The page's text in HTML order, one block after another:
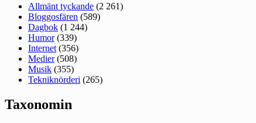
Allmänt tyckande (2 261)
Bloggosfären (589)
Dagbok (1 244)
Humor(339)
Internet (356)
Medier(508)
Musik (355)
Tekniknörderi (265)
Taxonomin